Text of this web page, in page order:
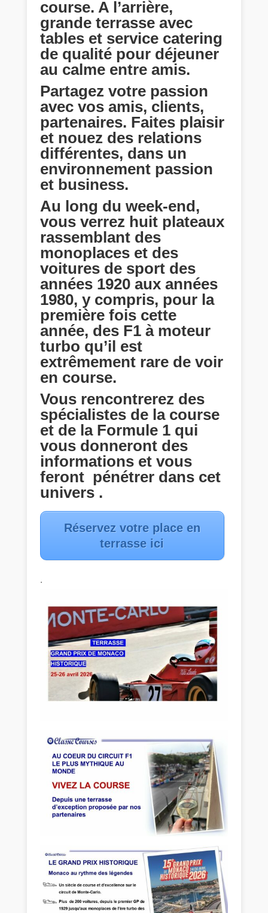
course. A l’arrière,
grande terrasse avec
tables et service catering
de qualité pour déjeuner
au calme entre amis.
Partagez votre passion
avec vos amis, clients,
partenaires. Faites plaisir
et nouez des relations
différentes, dans un
environnement passion
et business.
Au long du week-end,
vous verrez huit plateaux
rassemblant des
monoplaces et des
voitures de sport des
années 1920 aux années
1980, y compris, pour la
première fois cette
année, des F1 à moteur
turbo qu’il est
extrêmement rare de voir
en course.
Vous rencontrerez des
spécialistes de la course
et de la Formule 1 qui
vous donneront des
informations et vous
feront pénétrer dans cet
univers .
Réservez votre place en
terrasse ici
.